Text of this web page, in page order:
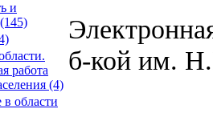
и
работа
(4)
области
б-кой им.